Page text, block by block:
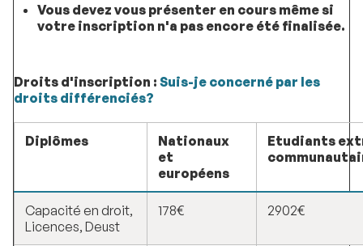
Vous devez vous présenter en cours même si
votre inscription n'a pas encore été finalisée.
Droits d'inscription : Suis-je concerné par les
droits différenciés?
Diplômes
Nationaux
et
européens
Etudiants
Capacité en droit,
Licences, Deust
178€ 2902€